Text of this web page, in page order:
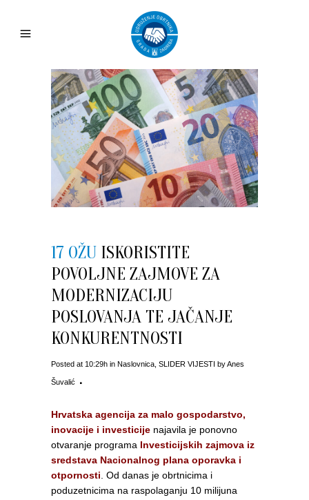
17 OŽU ISKORISTITE
POVOLJNE ZAJMOVE ZA
MODERNIZACIJU
POSLOVANJA TE JAČANJE
KONKURENTNOSTI
Posted at 10:29h in Naslovnica SLIDER VIJESTI byAnes
Šuvalić
Hrvatska agencija za malo gospodarstvo,
inovacije i investicije najavila je ponovno
otvaranje programa Investicijskih zajmova iz
sredstava Nacionalnog plana oporavka i
otpornosti . Od danas je obrtnicima i
poduzetnicima na raspolaganju 10 milijuna